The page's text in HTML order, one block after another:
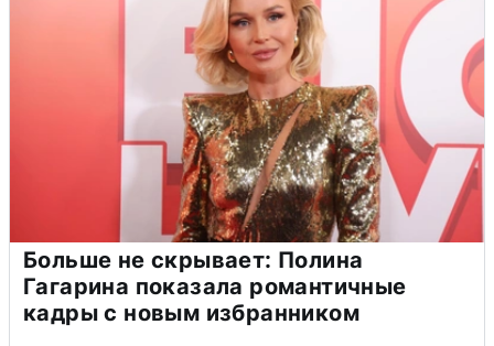
Больше не скрывает: Полина
Гагарина показала романтичные
кадры с новым избранником